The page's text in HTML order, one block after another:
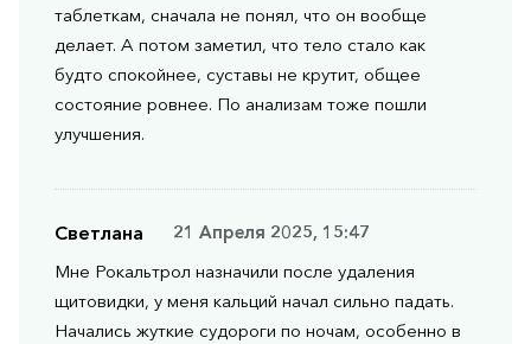
таблеткам, сначала не понял, что он вообще
делает. А потом заметил, что тело стало как
будто спокойнее, суставы не крутит, общее
состояние ровнее. По анализам тоже пошли
улучшения.
Светлана
21 Апреля 2025, 15:47
Мне Рокальтрол назначили после удаления
щитовидки, у меня кальций начал сильно падать.
Начались жуткие судороги по ночам, особенно в